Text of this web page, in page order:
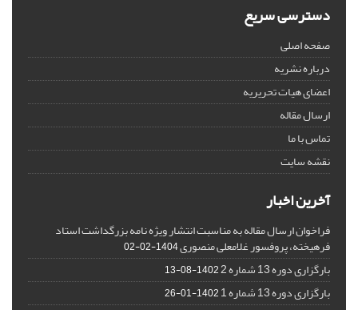
دسترسی سریع
صفحه اصلی
درباره نشریه
اعضای هیات تحریریه
ارسال مقاله
تماس با ما
نقشه سایت
آخرین اخبار
فراخوان ارسال مقاله به مناسبت انتشار ویژه نامه بزرگداشت استاد
فرهیخته، پروفسور غلامعلی منصوری1404-02-02
بارگزاری دوره 13 شماره 2 1402-08-13
بارگزاری دوره 13 شماره 1 1402-01-26